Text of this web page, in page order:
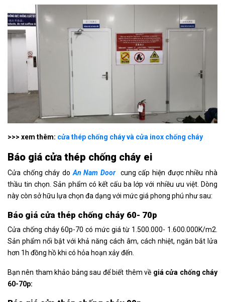
>>> xem thêm: cửa thép chống cháy và cửa inox chống cháy
Báo giá cửa thép chống cháy ei
Cửa chống cháy do An Nam Door cung cấp hiện được nhiều nhà
thầu tin chọn. Sản phẩm có kết cấu ba lớp với nhiều ưu việt. Dòng
này còn sở hữu lựa chọn đa dạng với mức giá phong phú như sau:
Báo giá cửa thép chống cháy 60- 70p
Cửa chống cháy 60p-70 có mức giá từ 1.500.000- 1.600.000K/m2.
Sản phẩm nổi bật với khả năng cách âm, cách nhiệt, ngăn bắt lửa
hơn 1h đồng hồ khi có hỏa hoạn xảy đến.
Bạn nên tham khảo bảng sau để biết thêm về giá cửa chống cháy
60-70p: